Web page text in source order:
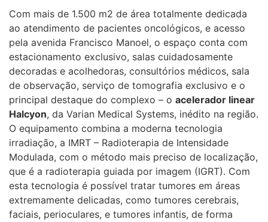
Com mais de 1.500 m2 de área totalmente dedicada
ao atendimento de pacientes oncológicos, e acesso
pela avenida Francisco Manoel, o espaço conta com
estacionamento exclusivo, salas cuidadosamente
decoradas e acolhedoras, consultórios médicos, sala
de observação, serviço de tomografia exclusivo e o
principal destaque do complexo – o acelerador linear
Halcyon, da Varian Medical Systems, inédito na região.
O equipamento combina a moderna tecnologia
irradiação, a IMRT – Radioterapia de Intensidade
Modulada, com o método mais preciso de localização,
que é a radioterapia guiada por imagem (IGRT). Com
esta tecnologia é possível tratar tumores em áreas
extremamente delicadas, como tumores cerebrais,
faciais, perioculares, e tumores infantis, de forma